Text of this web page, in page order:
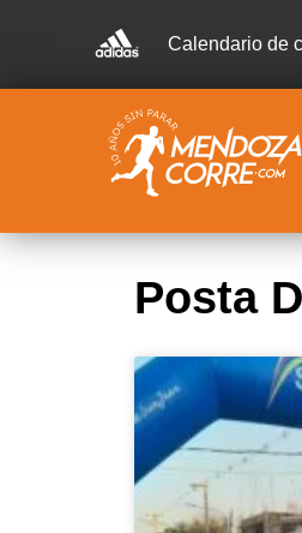
Calendario de
Posta